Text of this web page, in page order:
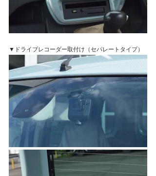
▼ドライブレコーダー取付け（セパレートタイプ）